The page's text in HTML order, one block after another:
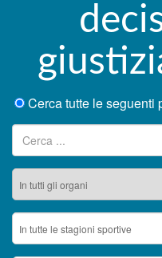
Cerca tutte le
Ricerca per: